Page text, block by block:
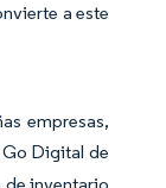
a este
empresas,
Go Digital de